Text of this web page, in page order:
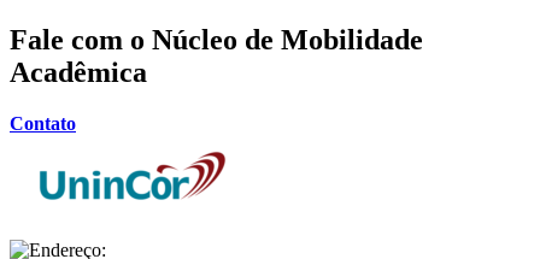
Fale com o Núcleo de Mobilidade
Acadêmica
Contato